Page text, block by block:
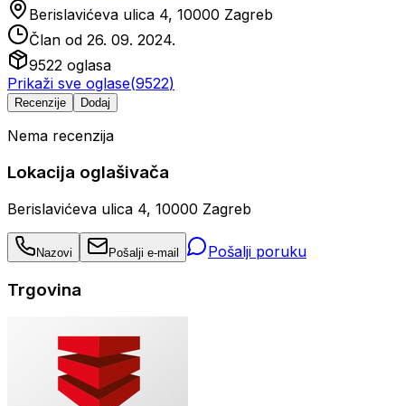
Berislavićeva ulica 4, 10000 Zagreb
Član od 26. 09. 2024.
9522 oglasa
Prikaži sve oglase(9522)
Recenzije Dodaj
Nema recenzija
Lokacija oglašivača
Berislavićeva ulica 4, 10000 Zagreb
Nazovi Pošalji e-mail Pošalji poruku
Trgovina